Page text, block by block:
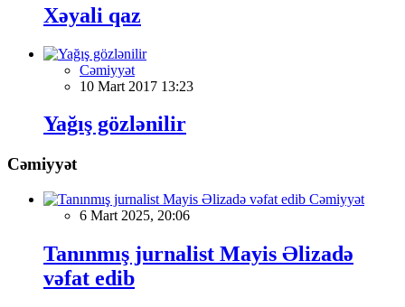
Xəyali qaz
Cəmiyyət
10 Mart 2017 13:23
Yağış gözlənilir
Cəmiyyət
Cəmiyyət
6 Mart 2025, 20:06
Tanınmış jurnalist Mayis Əlizadə
vəfat edib